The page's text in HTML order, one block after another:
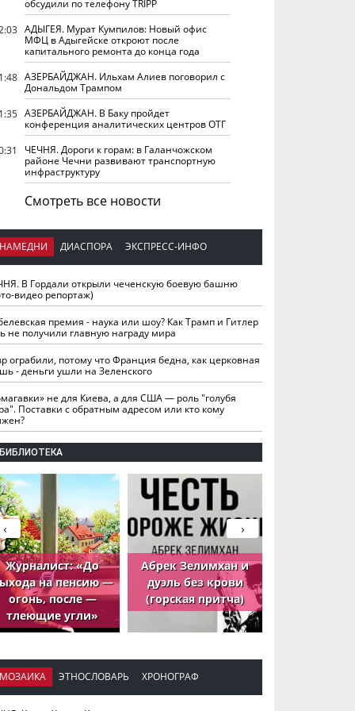
обсудили по телефону TRIPP
АДЫГЕЯ. Мурат Кумпилов: Новый офис
МФЦ в Адыгейске откроют после
капитального ремонта до конца года
АЗЕРБАЙДЖАН. Ильхам Алиев поговорил с
Дональдом Трампом
АЗЕРБАЙДЖАН. В Баку пройдет
конференция аналитических центров ОТГ
ЧЕЧНЯ. Дороги к горам: в Галанчожском
районе Чечни развивают транспортную
инфраструктуру
Смотреть все новости
НАМЕДНИ ДИАСПОРА ЭКСПРЕСС-ИНФО
В Гордали открыли чеченскую боевую башню
видео репортаж)
премия - наука или шоу? Как Трамп и Гитлер
не получили главную награду мира
ограбили, потому что Франция бедна, как церковная
- деньги ушли на Зеленского
не для Киева, а для США — роль "голубя
Поставки с обратным адресом или кто кому
БИБЛИОТЕКА
Журналист: «До
на пенсию —
огонь, после —
тлеющие угли»
Абрек Зелимхан и
дуэль без крови
(горская притча)
›
‹
МОЗАИКА ЭТНОСЛОВАРЬ ХРОНОГРАФ